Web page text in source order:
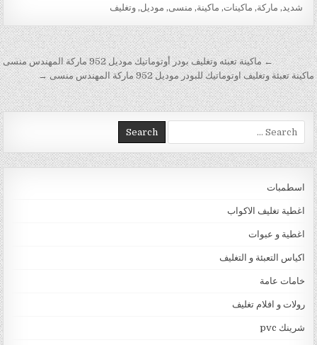
شديد, ماركة, ماكينات, ماكينة, منسى, موديل,وتغليف
تصفّح المقالات
← ماكينة تعبئه وتغليف بودر أوتوماتيك موديل 952 ماركة المهندس منسى
ماكينة تعبئة وتغليف اوتوماتيك للبودر موديل 952 ماركة المهندس منسى →
Search for:
اسطمبات
اغطية تغليف الاكواب
اغطية و عبوات
اكياس التعبئة و التغليف
خامات عامة
رولات و افلام تغليف
شرينك pvc